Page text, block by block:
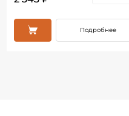
Подробнее